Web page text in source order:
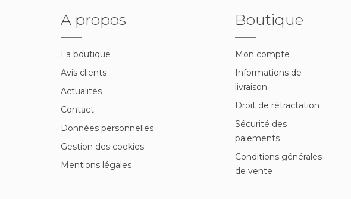
A propos
La boutique
Avis clients
Actualités
Contact
Données personnelles
Gestion des cookies
Mentions légales
Boutique
Mon compte
Informations de
livraison
Droit de rétractation
Sécurité des
paiements
Conditions générales
de vente